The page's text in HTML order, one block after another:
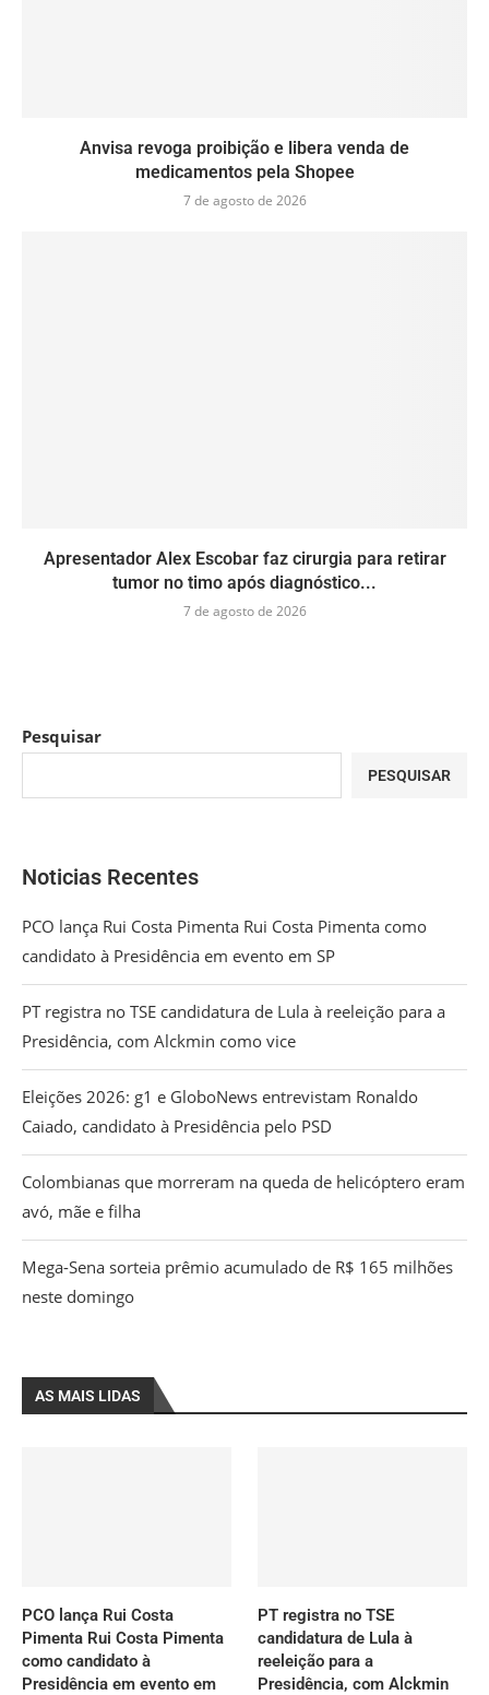
Anvisa revoga proibição e libera venda de
medicamentos pela Shopee
7 de agosto de 2026
Apresentador Alex Escobar faz cirurgia para retirar
tumor no timo após diagnóstico...
7 de agosto de 2026
Pesquisar
PESQUISAR
Noticias Recentes
PCO lança Rui Costa Pimenta Rui Costa Pimenta como
candidato à Presidência em evento em SP
PT registra no TSE candidatura de Lula à reeleição para a
Presidência, com Alckmin como vice
Eleições 2026: g1 e GloboNews entrevistam Ronaldo
Caiado, candidato à Presidência pelo PSD
Colombianas que morreram na queda de helicóptero eram
avó, mãe e filha
Mega-Sena sorteia prêmio acumulado de R$ 165 milhões
neste domingo
AS MAIS LIDAS
PCO lança Rui Costa
Pimenta Rui Costa Pimenta
como candidato à
Presidência em evento em
PT registra no TSE
candidatura de Lula à
reeleição para a
Presidência, com Alckmin